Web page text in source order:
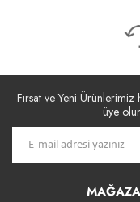
Fırsat ve Yeni
üye